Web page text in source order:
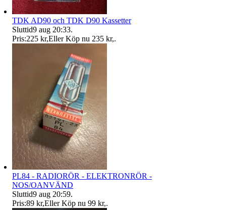
TDK AD90 och TDK D90 Kassetter
Sluttid9 aug 20:33.
Pris:225 kr,Eller Köp nu 235 kr,.
PL84 - RADIORÖR - ELEKTRONRÖR -
NOS/OANVÄND
Sluttid9 aug 20:59.
Pris:89 kr,Eller Köp nu 99 kr,.